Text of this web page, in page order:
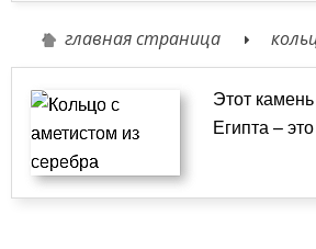
главная страница
Этот
Египта – это